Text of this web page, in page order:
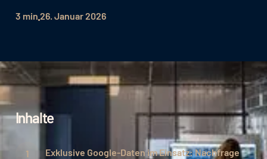
3 min 26. Januar 2026
Inhalte
Exklusive Google-Daten im Einsatz: Nachfrage